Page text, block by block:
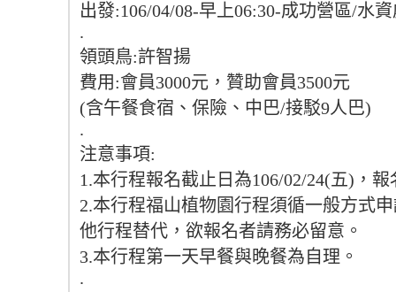
出發:106/04/08-早上06:30-成功營區/水
.
領頭鳥:許智揚
費用:會員3000元，贊助會員3500元
(含午餐食宿、保險、中巴/接駁9人巴)
.
注意事項:
1.本行程報名截止日為106/02/24(五)，
2.本行程福山植物園行程須循一般方式
他行程替代，欲報名者請務必留意。
3.本行程第一天早餐與晚餐為自理。
.